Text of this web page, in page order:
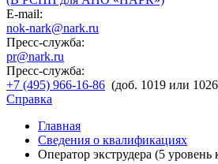
E-mail:
nok-nark@nark.ru
Пресс-служба:
pr@nark.ru
Пресс-служба:
+7 (495) 966-16-86 (доб. 1019 или
Справка
Главная
Сведения о квалификациях
Оператор экструдера (5